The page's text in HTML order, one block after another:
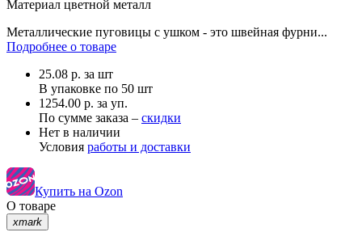
Материал цветной металл
Металлические пуговицы с ушком - это швейная фурни...
Подробнее о товаре
25.08 р. за шт
В упаковке по 50 шт
1254.00 р. за уп.
По сумме заказа – скидки
Нет в наличии
Условия работы и доставки
Купить на Ozon
О товаре
xmark